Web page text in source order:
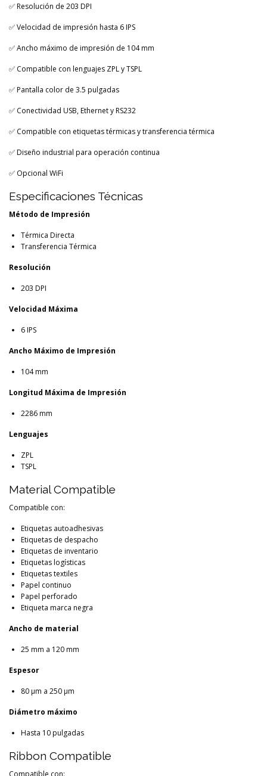
✅ Resolución de 203 DPI
✅ Velocidad de impresión hasta 6 IPS
✅ Ancho máximo de impresión de 104 mm
✅ Compatible con lenguajes ZPL y TSPL
✅ Pantalla color de 3.5 pulgadas
✅ Conectividad USB, Ethernet y RS232
✅ Compatible con etiquetas térmicas y transferencia térmica
✅ Diseño industrial para operación continua
✅ Opcional WiFi
Especificaciones Técnicas
Método de Impresión
Térmica Directa
Transferencia Térmica
Resolución
203 DPI
Velocidad Máxima
6 IPS
Ancho Máximo de Impresión
104 mm
Longitud Máxima de Impresión
2286 mm
Lenguajes
ZPL
TSPL
Material Compatible
Compatible con:
Etiquetas autoadhesivas
Etiquetas de despacho
Etiquetas de inventario
Etiquetas logísticas
Etiquetas textiles
Papel continuo
Papel perforado
Etiqueta marca negra
Ancho de material
25 mm a 120 mm
Espesor
80 μm a 250 μm
Diámetro máximo
Hasta 10 pulgadas
Ribbon Compatible
Compatible con: